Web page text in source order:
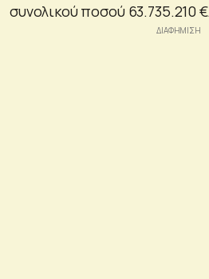
συνολικού ποσού 63.735.210 €.